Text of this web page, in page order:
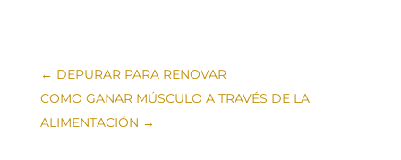
← DEPURAR PARA RENOVAR
COMO GANAR MÚSCULO A TRAVÉS DE LA
ALIMENTACIÓN →